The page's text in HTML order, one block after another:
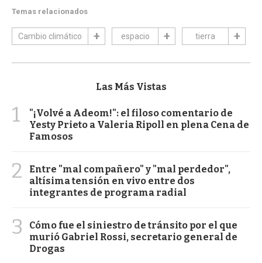
Temas relacionados
Cambio climático espacio tierra
Las Más Vistas
1
"¡Volvé a Adeom!": el filoso comentario de
Yesty Prieto a Valeria Ripoll en plena Cena de
Famosos
2
Entre "mal compañero" y "mal perdedor",
altísima tensión en vivo entre dos
integrantes de programa radial
3
Cómo fue el siniestro de tránsito por el que
murió Gabriel Rossi, secretario general de
Drogas